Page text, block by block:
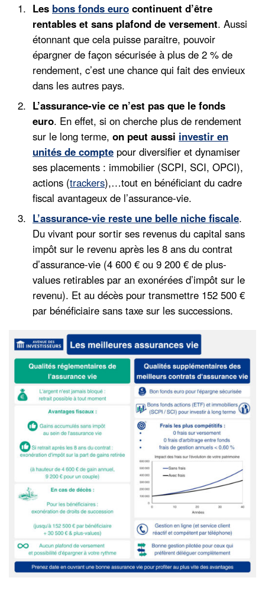
Les bons fonds euro continuent d’être
rentables et sans plafond de versement. Aussi
étonnant que cela puisse paraitre, pouvoir
épargner de façon sécurisée à plus de 2 % de
rendement, c’est une chance qui fait des envieux
dans les autres pays.
L’assurance-vie ce n’est pas que le fonds
euro. En effet, si on cherche plus de rendement
sur le long terme, on peut aussi investir en
unités de compte pour diversifier et dynamiser
ses placements : immobilier (SCPI, SCI, OPCI),
actions (trackers),…tout en bénéficiant du cadre
fiscal avantageux de l’assurance-vie.
L’assurance-vie reste une belle niche fiscale.
Du vivant pour sortir ses revenus du capital sans
impôt sur le revenu après les 8 ans du contrat
d’assurance-vie (4 600 € ou 9 200 € de plus-
values retirables par an exonérées d’impôt sur le
revenu). Et au décès pour transmettre 152 500 €
par bénéficiaire sans taxe sur les successions.